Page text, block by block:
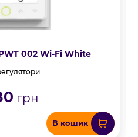
002 Wi-Fi White
грн
В кошик